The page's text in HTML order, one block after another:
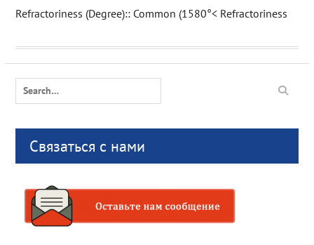
Refractoriness (Degree):: Common (1580°< Refractoriness
Search
for:
Связаться с нами